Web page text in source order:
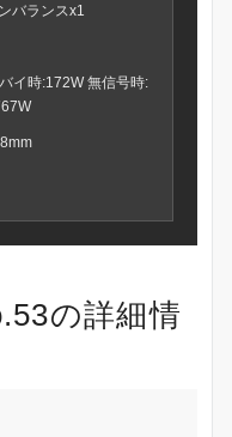
バランスx1
イ時:172W 無信号時:
の詳細情